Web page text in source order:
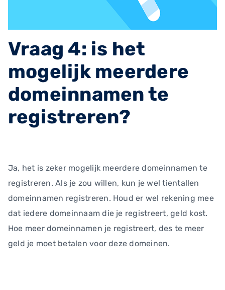
Vraag 4: is het
mogelijk meerdere
domeinnamen te
registreren?
Ja, het is zeker mogelijk meerdere domeinnamen te
registreren. Als je zou willen, kun je wel tientallen
domeinnamen registreren. Houd er wel rekening mee
dat iedere domeinnaam die je registreert, geld kost.
Hoe meer domeinnamen je registreert, des te meer
geld je moet betalen voor deze domeinen.